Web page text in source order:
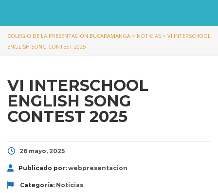
COLEGIO DE LA PRESENTACIÓN BUCARAMANGA > NOTICIAS > VI INTERSCHOOL
ENGLISH SONG CONTEST 2025
VI INTERSCHOOL
ENGLISH SONG
CONTEST 2025
26 mayo, 2025
Publicado por: webpresentacion
Categoría: Noticias